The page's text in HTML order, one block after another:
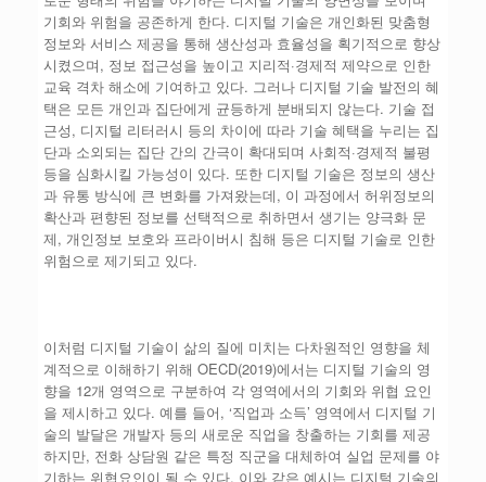
기회와 위험을 공존하게 한다. 디지털 기술은 개인화된 맞춤형
정보와 서비스 제공을 통해 생산성과 효율성을 획기적으로 향상
시켰으며, 정보 접근성을 높이고 지리적·경제적 제약으로 인한
교육 격차 해소에 기여하고 있다. 그러나 디지털 기술 발전의 혜
택은 모든 개인과 집단에게 균등하게 분배되지 않는다. 기술 접
근성, 디지털 리터러시 등의 차이에 따라 기술 혜택을 누리는 집
단과 소외되는 집단 간의 간극이 확대되며 사회적·경제적 불평
등을 심화시킬 가능성이 있다. 또한 디지털 기술은 정보의 생산
과 유통 방식에 큰 변화를 가져왔는데, 이 과정에서 허위정보의
확산과 편향된 정보를 선택적으로 취하면서 생기는 양극화 문
제, 개인정보 보호와 프라이버시 침해 등은 디지털 기술로 인한
위험으로 제기되고 있다.
이처럼 디지털 기술이 삶의 질에 미치는 다차원적인 영향을 체
계적으로 이해하기 위해 OECD(2019)에서는 디지털 기술의 영
향을 12개 영역으로 구분하여 각 영역에서의 기회와 위협 요인
을 제시하고 있다. 예를 들어, ‘직업과 소득’ 영역에서 디지털 기
술의 발달은 개발자 등의 새로운 직업을 창출하는 기회를 제공
하지만, 전화 상담원 같은 특정 직군을 대체하여 실업 문제를 야
기하는 위협요인이 될 수 있다. 이와 같은 예시는 디지털 기술의